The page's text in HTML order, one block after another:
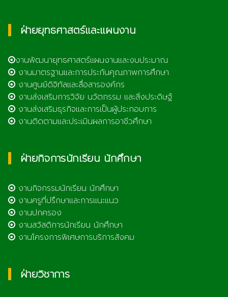
ฝ่ายยุทธศาสตร์และแผนงาน
งานพัฒนายุทธศาสตร์แผนงานและงบประมาณ
งานมาตรฐานและการประกันคุณภาพการศึกษา
งานศูนย์ดิจิทัลและสื่อสารองค์กร
งานส่งเสริมการวิจัย นวัตกรรม และสิ่งประดิษฐ์
งานส่งเสริมธุรกิจและการเป็นผู้ประกอบการ
งานติดตามและประเมินผลการอาชีวศึกษา
ฝ่ายกิจการนักเรียน นักศึกษา
งานกิจกรรมนักเรียน นักศึกษา
งานครูที่ปรึกษาและการแนะแนว
งานปกครอง
งานสวัสดิการนักเรียน นักศึกษา
งานโครงการพิเศษการบริการสังคม
ฝ่ายวิชาการ